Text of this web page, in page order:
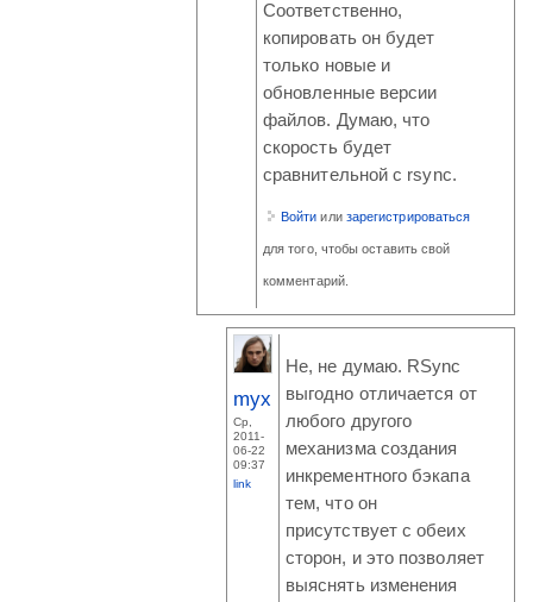
Соответственно,
копировать он будет
только новые и
обновленные версии
файлов. Думаю, что
скорость будет
сравнительной с rsync.
Войти или зарегистрироваться
для того, чтобы оставить свой
комментарий.
myx
Ср,
2011-
06-22
09:37
link
Не, не думаю. RSync
выгодно отличается от
любого другого
механизма создания
инкрементного бэкапа
тем, что он
присутствует с обеих
сторон, и это позволяет
выяснять изменения